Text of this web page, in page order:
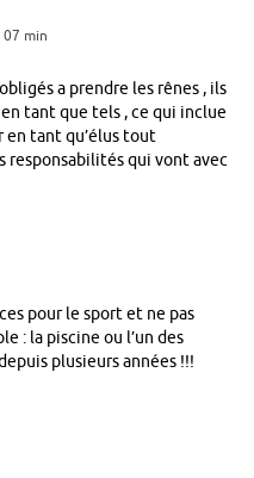
07 min
a prendre les rênes , ils
tant que tels , ce qui inclue
en tant qu’élus tout
responsabilités qui vont avec
pour le sport et ne pas
: la piscine ou l’un des
plusieurs années !!!